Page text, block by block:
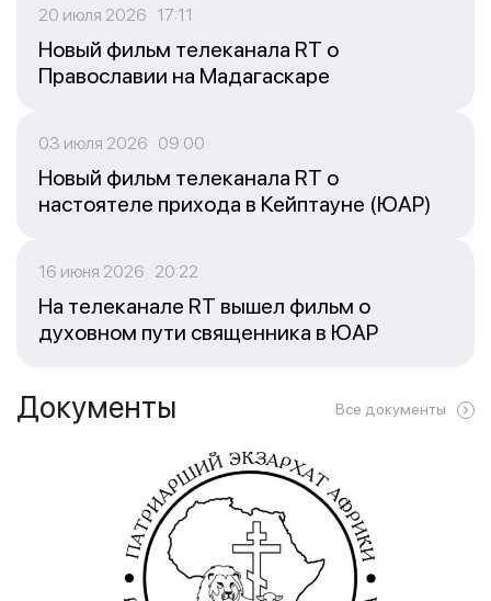
20 июля 2026 17:11
Новый фильм телеканала RT о
Православии на Мадагаскаре
03 июля 2026 09:00
Новый фильм телеканала RT о
настоятеле прихода в Кейптауне (ЮАР)
16 июня 2026 20:22
На телеканале RT вышел фильм о
духовном пути священника в ЮАР
Документы Все документы